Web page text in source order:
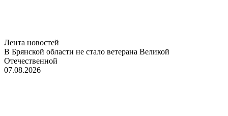
Лента новостей
В Брянской области не стало ветерана Великой
Отечественной
07.08.2026